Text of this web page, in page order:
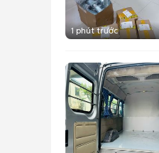
1 phút trước